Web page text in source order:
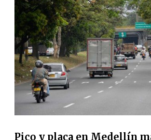
Pico y placa en Medellín